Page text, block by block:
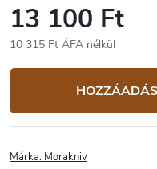
13 100 Ft
10 315 Ft ÁFA nélkül
Márka: Morakniv